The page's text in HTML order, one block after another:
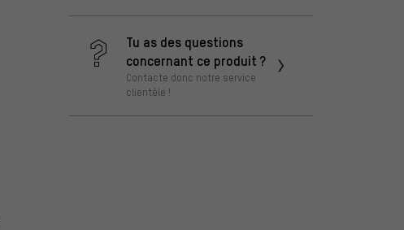
Tu as des questions
concernant ce produit ?
Contacte donc notre service
clientèle !